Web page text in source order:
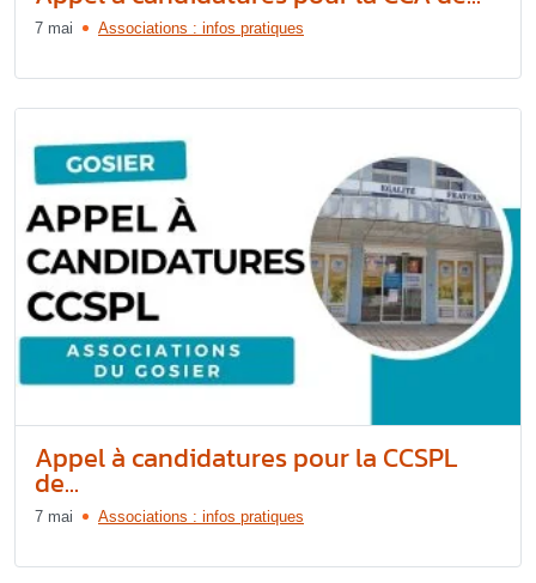
7 mai Associations : infos pratiques
Appel à candidatures pour la CCSPL
de...
7 mai Associations : infos pratiques